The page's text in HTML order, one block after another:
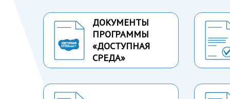
ДОКУМЕНТЫ
ПРОГРАММЫ
«ДОСТУПНАЯ
СРЕДА»